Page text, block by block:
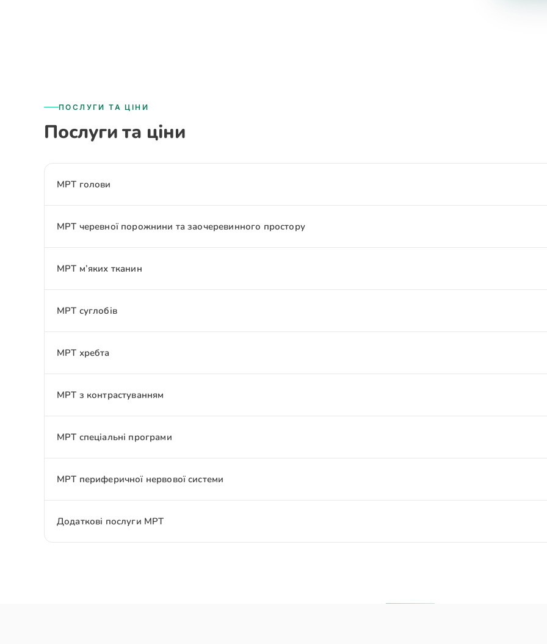
ПОСЛУГИ ТА ЦІНИ
Послуги та ціни
МРТ голови
МРТ черевної порожнини та заочеревинного простору
МРТ м’яких тканин
МРТ суглобів
МРТ хребта
МРТ з контрастуванням
МРТ спеціальні програми
МРТ периферичної нервової системи
Додаткові послуги МРТ